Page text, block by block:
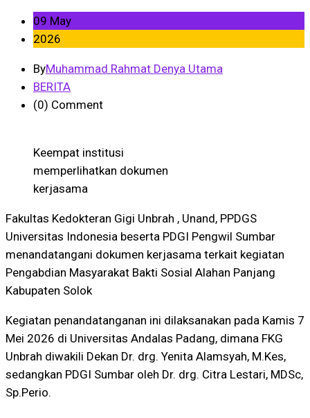
09 May
2026
ByMuhammad Rahmat Denya Utama
BERITA
(0) Comment
Keempat institusi
memperlihatkan dokumen
kerjasama
Fakultas Kedokteran Gigi Unbrah , Unand, PPDGS
Universitas Indonesia beserta PDGI Pengwil Sumbar
menandatangani dokumen kerjasama terkait kegiatan
Pengabdian Masyarakat Bakti Sosial Alahan Panjang
Kabupaten Solok
Kegiatan penandatanganan ini dilaksanakan pada Kamis 7
Mei 2026 di Universitas Andalas Padang, dimana FKG
Unbrah diwakili Dekan Dr. drg. Yenita Alamsyah, M.Kes,
sedangkan PDGI Sumbar oleh Dr. drg. Citra Lestari, MDSc,
Sp.Perio.